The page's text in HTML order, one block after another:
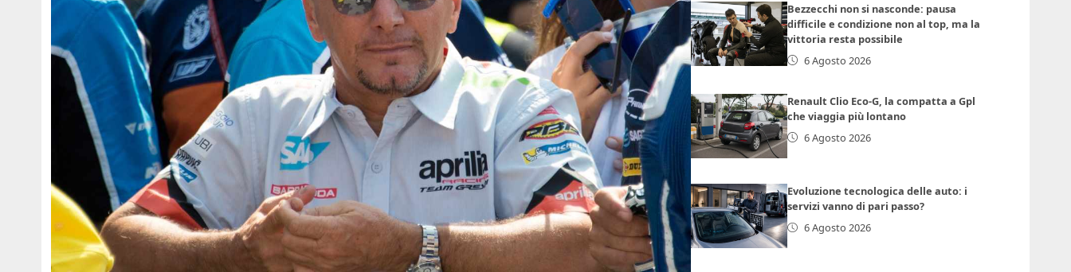
Bezzecchi non si nasconde: pausa
difficile e condizione non al top, ma la
vittoria resta possibile
6 Agosto 2026
Renault Clio Eco-G, la compatta a Gpl
che viaggia più lontano
6 Agosto 2026
Evoluzione tecnologica delle auto: i
servizi vanno di pari passo?
6 Agosto 2026